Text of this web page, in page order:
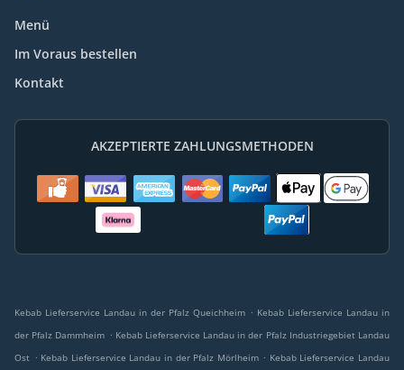
Menü
Im Voraus bestellen
Kontakt
AKZEPTIERTE ZAHLUNGSMETHODEN
Kebab Lieferservice Landau in der Pfalz Queichheim . Kebab Lieferservice Landau in
der Pfalz Dammheim . Kebab Lieferservice Landau in der Pfalz Industriegebiet Landau
Ost . Kebab Lieferservice Landau in der Pfalz Mörlheim . Kebab Lieferservice Landau